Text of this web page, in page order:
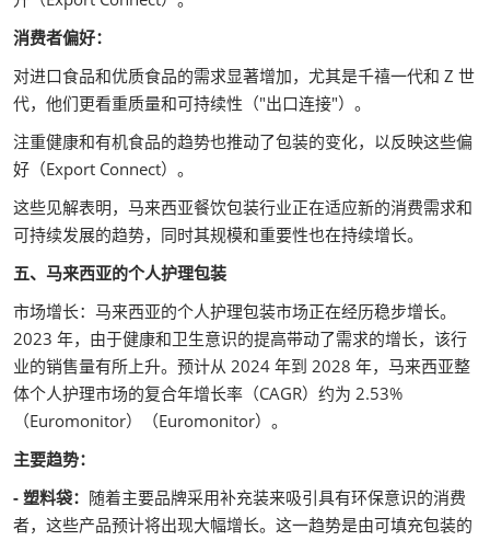
消费者偏好：
对进口食品和优质食品的需求显著增加，尤其是千禧一代和 Z 世
代，他们更看重质量和可持续性（"出口连接"）。
注重健康和有机食品的趋势也推动了包装的变化，以反映这些偏
好（Export Connect）。
这些见解表明，马来西亚餐饮包装行业正在适应新的消费需求和
可持续发展的趋势，同时其规模和重要性也在持续增长。
五、马来西亚的个人护理包装
市场增长：马来西亚的个人护理包装市场正在经历稳步增长。
2023 年，由于健康和卫生意识的提高带动了需求的增长，该行
业的销售量有所上升。预计从 2024 年到 2028 年，马来西亚整
体个人护理市场的复合年增长率（CAGR）约为 2.53%
（Euromonitor）（Euromonitor）。
主要趋势：
- 塑料袋： 随着主要品牌采用补充装来吸引具有环保意识的消费
者，这些产品预计将出现大幅增长。这一趋势是由可填充包装的